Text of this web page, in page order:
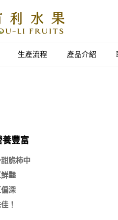
生產流程 產品介紹
豐富
脆柿中
豔
深